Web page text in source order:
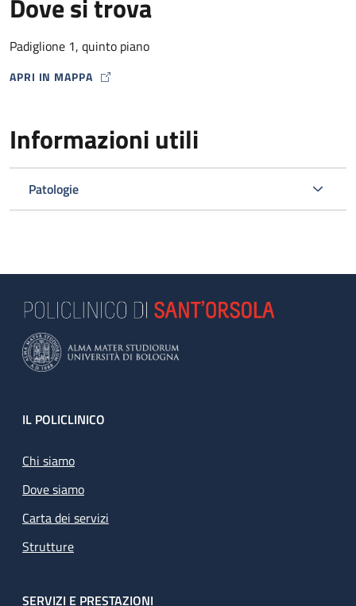
Dove si trova
Padiglione 1, quinto piano
APRI IN MAPPA
MAP ICON
Informazioni utili
Patologie
Footer
IL POLICLINICO
Chi siamo
Dove siamo
Carta dei servizi
Strutture
SERVIZI E PRESTAZIONI